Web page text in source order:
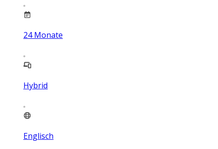
24 Monate
Hybrid
Englisch